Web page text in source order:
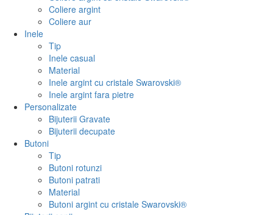
Coliere argint
Coliere aur
Inele
Tip
Inele casual
Material
Inele argint cu cristale Swarovski®
Inele argint fara pietre
Personalizate
Bijuterii Gravate
Bijuterii decupate
Butoni
Tip
Butoni rotunzi
Butoni patrati
Material
Butoni argint cu cristale Swarovski®